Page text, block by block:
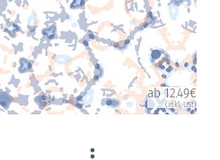
ab 12.49€
(inkl. USt)